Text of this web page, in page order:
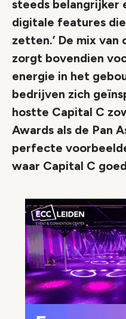
steeds belangrijker
digitale features
zetten.’ De mix
zorgt bovendien
energie in het
bedrijven zich
hostte Capital C
Awards als de Pan
perfecte
waar Capital C